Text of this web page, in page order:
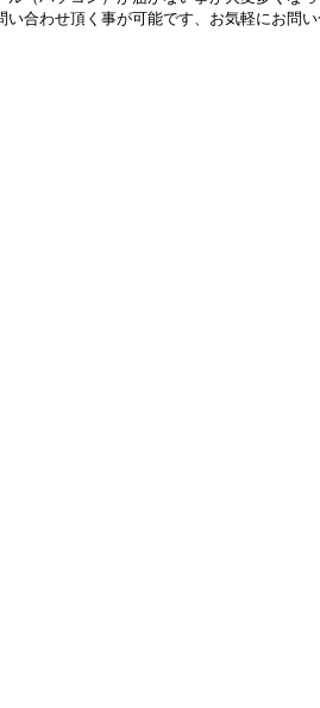
合わせ頂く事が可能です、お気軽にお問い